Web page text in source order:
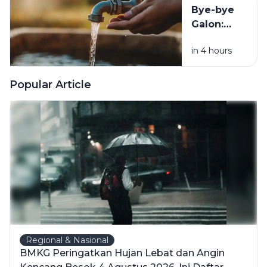
Bye-bye
Galon:
Praktis
dengan
in 4 hours
Popular Article
Regional & Nasional
BMKG Peringatkan Hujan Lebat dan Angin